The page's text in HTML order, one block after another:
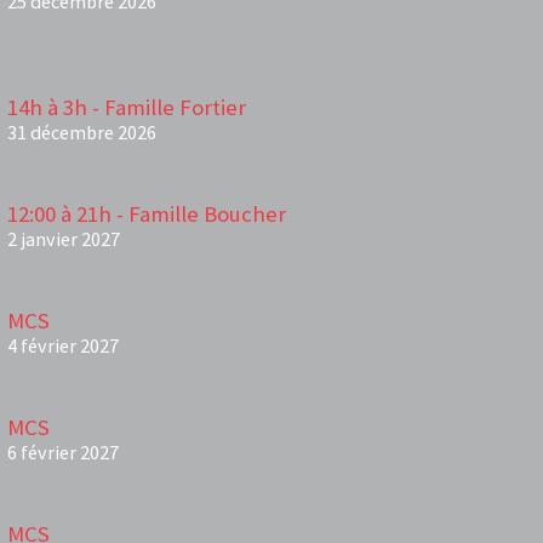
14h à 3h - Famille Fortier
31 décembre 2026
12:00 à 21h - Famille Boucher
2 janvier 2027
MCS
4 février 2027
MCS
6 février 2027
MCS